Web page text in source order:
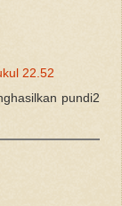
22.52
pundi2